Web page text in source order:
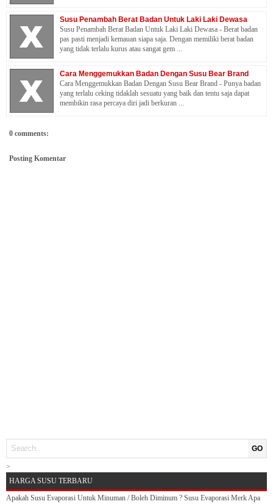
Susu Penambah Berat Badan Untuk Laki Laki Dewasa
Susu Penambah Berat Badan Untuk Laki Laki Dewasa - Berat badan
pas pasti menjadi kemauan siapa saja. Dengan memiliki berat badan
yang tidak terlalu kurus atau sangat gem ...
Cara Menggemukkan Badan Dengan Susu Bear Brand
Cara Menggemukkan Badan Dengan Susu Bear Brand - Punya badan
yang terlalu ceking tidaklah sesuatu yang baik dan tentu saja dapat
membikin rasa percaya diri jadi berkuran ...
0 comments:
Posting Komentar
GO
>
HARGA SUSU TERBARU
Apakah Susu Evaporasi Untuk Minuman / Boleh Diminum ? Susu Evaporasi Merk Apa